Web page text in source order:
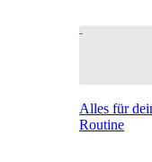
Alles für
Routine